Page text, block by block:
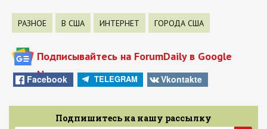
РАЗНОЕ В США ИНТЕРНЕТ ГОРОДА США
Подписывайтесь на ForumDaily в Google
News
Facebook TELEGRAM Vkontakte
Подпишитесь на нашу рассылку